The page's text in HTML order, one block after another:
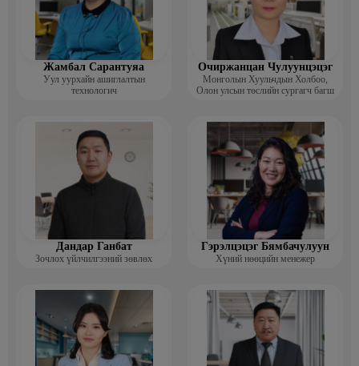
Жамбал Сарантуяа
Уул уурхайн ашиглалтын
технологич
Очиржанцан Чулуунцэцэг
Монголын Хуульчдын Холбоо,
Олон улсын төслийн сургагч багш
Дандар Ганбат
Зочлох үйлчилгээний зөвлөх
Гэрэлцэцэг Бямбачулуун
Хүний нөөцийн менежер